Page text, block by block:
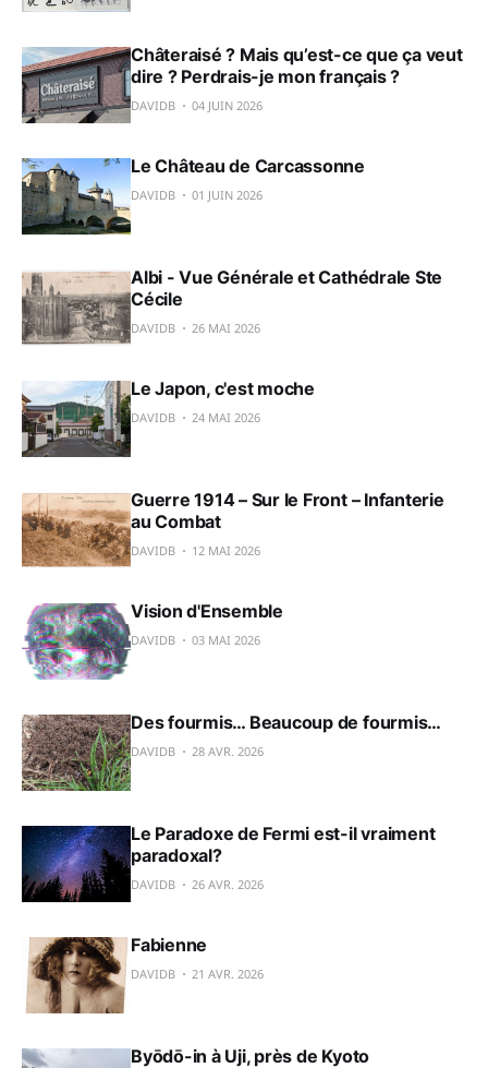
Châteraisé ? Mais qu’est-ce que ça veut
dire ? Perdrais-je mon français ?
DAVIDB 04 JUIN 2026
Le Château de Carcassonne
DAVIDB 01 JUIN 2026
Albi - Vue Générale et Cathédrale Ste
Cécile
DAVIDB 26 MAI 2026
Le Japon, c'est moche
DAVIDB 24 MAI 2026
Guerre 1914 – Sur le Front – Infanterie
au Combat
DAVIDB 12 MAI 2026
Vision d'Ensemble
DAVIDB 03 MAI 2026
Des fourmis… Beaucoup de fourmis…
DAVIDB 28 AVR. 2026
Le Paradoxe de Fermi est-il vraiment
paradoxal?
DAVIDB 26 AVR. 2026
Fabienne
DAVIDB 21 AVR. 2026
Byōdō-in à Uji, près de Kyoto